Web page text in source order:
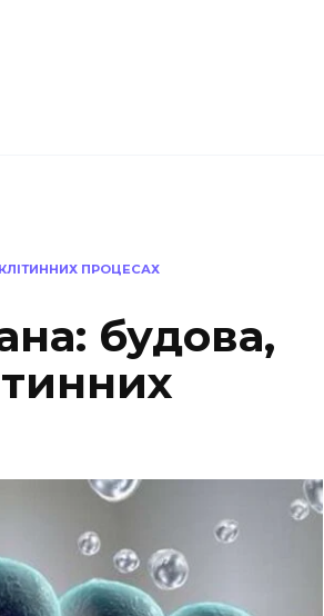
ПРОЦЕСАХ
будова,